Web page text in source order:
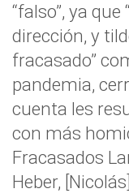
“falso”, ya
dirección, y
fracasado”
pandemia,
cuenta les
con más
Fracasados
Heber,